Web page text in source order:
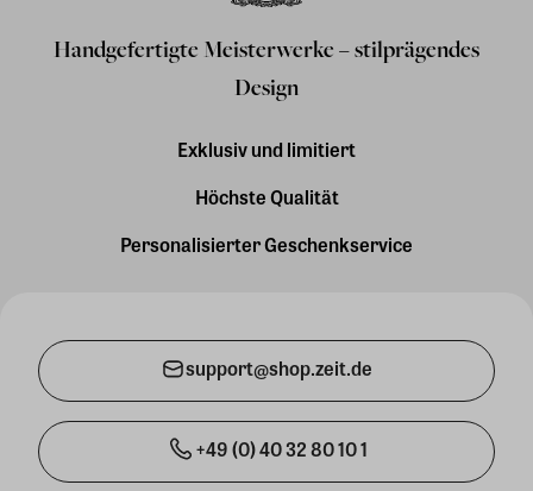
Handgefertigte Meisterwerke – stilprägendes
Design
Exklusiv und limitiert
Höchste Qualität
Personalisierter Geschenkservice
support@shop.zeit.de
+49 (0) 40 32 80 10 1